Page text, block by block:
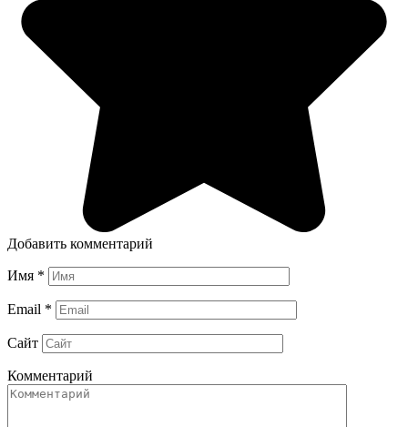
Добавить комментарий
Имя *
Email *
Сайт
Комментарий